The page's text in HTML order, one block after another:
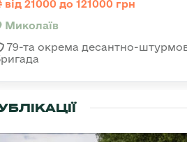
від 21000 до 121000 грн
Миколаїв
79-та окрема десантно-